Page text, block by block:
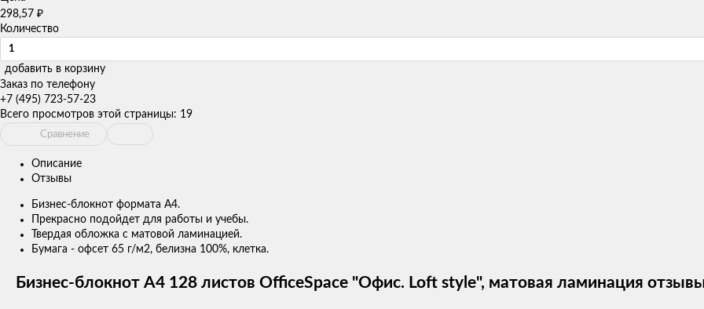
298,57 ₽
Количество
добавить в корзину
Заказ по телефону
+7 (495) 723-57-23
Всего просмотров этой страницы: 19
Сравнение
Описание
Отзывы
Бизнес-блокнот формата А4.
Прекрасно подойдет для работы и учебы.
Твердая обложка с матовой ламинацией.
Бумага - офсет 65 г/м2, белизна 100%, клетка.
Бизнес-блокнот А4 128 листов OfficeSpace "Офис. Loft style", матовая ламинация